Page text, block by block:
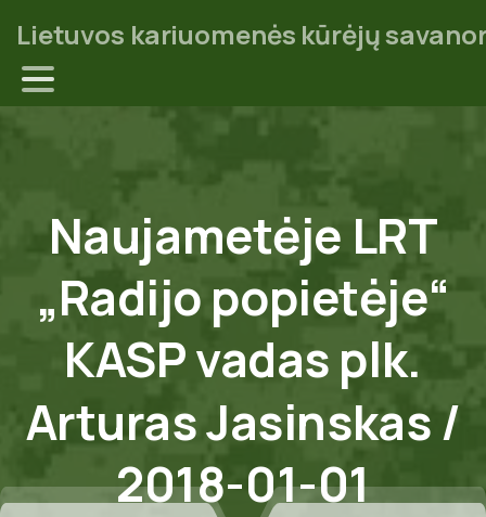
Lietuvos kariuomenės kūrėjų
Naujametėje LRT
„Radijo popietėje“
KASPvadas plk.
ArturasJasinskas/
2018-01-01